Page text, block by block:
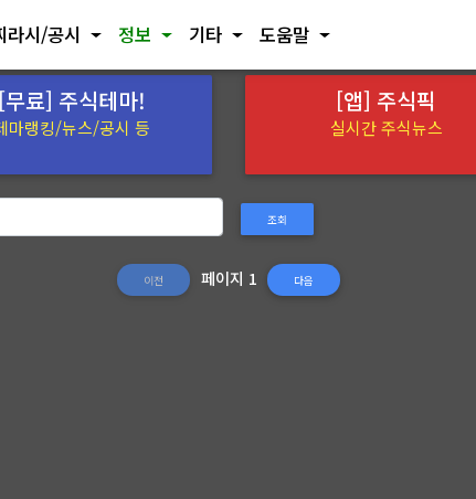
라시/공시 정보 기타 도움말
[무료] 주식테마!
마랭킹/뉴스/공시 등
[앱] 주식픽
실시간 주식뉴스
조회
이전 페이지 1 다음